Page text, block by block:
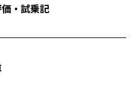
・試乗記